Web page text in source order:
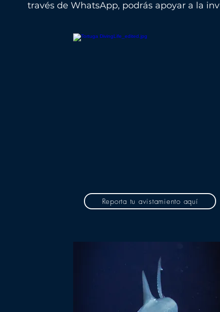
través de WhatsApp, podrás apoyar a la
Reporta tu avistamiento aquí